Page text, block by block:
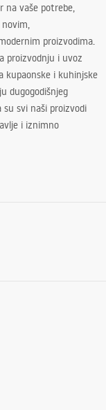
na vaše potrebe,
proizvodima.
proizvodnju i uvoz
kupaonske i kuhinjske
dugogodišnjeg
svi naši proizvodi
i iznimno